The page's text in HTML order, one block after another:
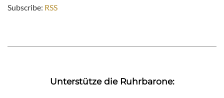
Subscribe: RSS
Unterstütze die Ruhrbarone: